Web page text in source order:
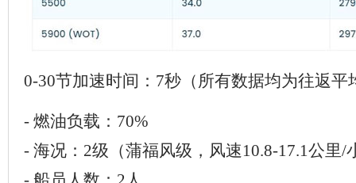
0-30节加速时间：7秒（所有数据均为往返平
- 燃油负载：70%
- 海况：2级（蒲福风级，风速10.8-17.1公里/